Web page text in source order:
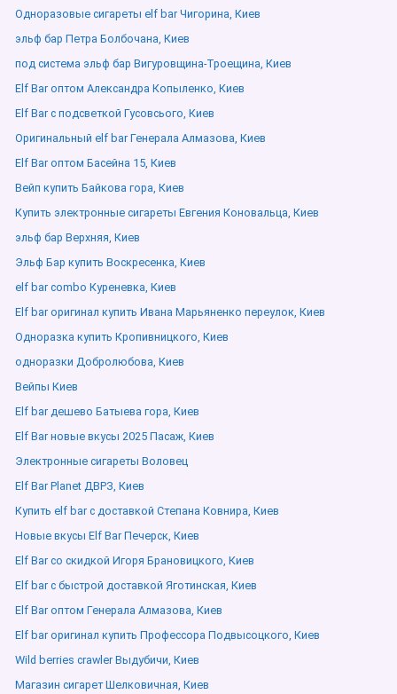
Одноразовые сигареты elf bar Чигорина, Киев
эльф бар Петра Болбочана, Киев
под система эльф бар Вигуровщина-Троещина, Киев
Elf Bar оптом Александра Копыленко, Киев
Elf Bar с подсветкой Гусовсього, Киев
Оригинальный elf bar Генерала Алмазова, Киев
Elf Bar оптом Басейна 15, Киев
Вейп купить Байкова гора, Киев
Купить электронные сигареты Евгения Коновальца, Киев
эльф бар Верхняя, Киев
Эльф Бар купить Воскресенка, Киев
elf bar combo Куреневка, Киев
Elf bar оригинал купить Ивана Марьяненко переулок, Киев
Одноразка купить Кропивницкого, Киев
одноразки Добролюбова, Киев
Вейпы Киев
Elf bar дешево Батыева гора, Киев
Elf Bar новые вкусы 2025 Пасаж, Киев
Электронные сигареты Воловец
Elf Bar Planet ДВРЗ, Киев
Купить elf bar с доставкой Степана Ковнира, Киев
Новые вкусы Elf Bar Печерск, Киев
Elf Bar со скидкой Игоря Брановицкого, Киев
Elf bar с быстрой доставкой Яготинская, Киев
Elf Bar оптом Генерала Алмазова, Киев
Elf bar оригинал купить Профессора Подвысоцкого, Киев
Wild berries crawler Выдубичи, Киев
Магазин сигарет Шелковичная, Киев